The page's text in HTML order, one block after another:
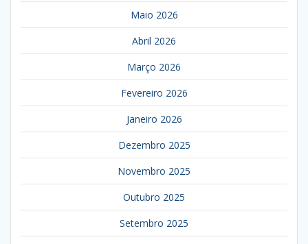
Maio 2026
Abril 2026
Março 2026
Fevereiro 2026
Janeiro 2026
Dezembro 2025
Novembro 2025
Outubro 2025
Setembro 2025